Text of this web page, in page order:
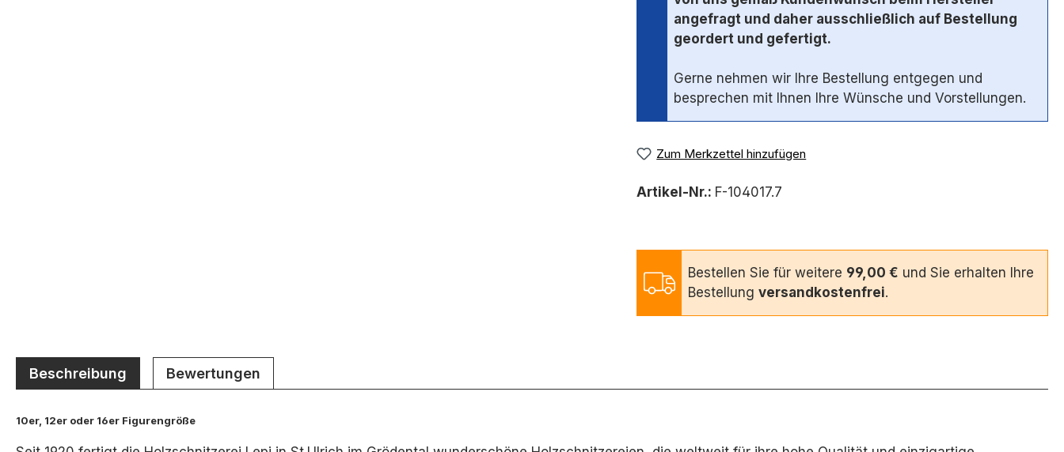
angefragt und daher ausschließlich auf Bestellung
geordert und gefertigt.
Gerne nehmen wir Ihre Bestellung entgegen und
besprechen mit Ihnen Ihre Wünsche und Vorstellungen.
Zum Merkzettel hinzufügen
Artikel-Nr.: F-104017.7
Bestellen Sie für weitere 99,00 € und Sie erhalten Ihre
Bestellung versandkostenfrei.
Beschreibung Bewertungen
10er, 12er oder 16er Figurengröße